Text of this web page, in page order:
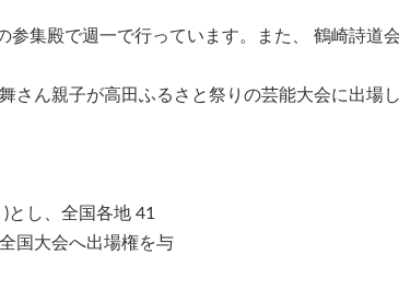
集殿で週一で行っています。また、 鶴崎詩道
さん親子が高田ふるさと祭りの芸能大会に出場
とし、全国各地 41
国大会へ出場権を与